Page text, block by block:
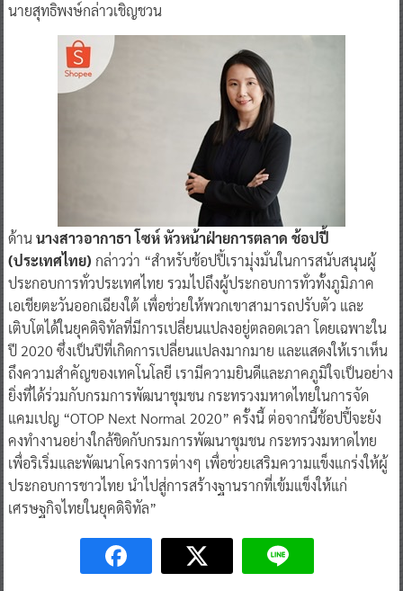
นายสุทธิพงษ์กล่าวเชิญชวน
ด้านนางสาวอากาธา โซห์ หัวหน้าฝ่ายการตลาด ช้อปปี้
(ประเทศไทย) กล่าวว่า “สำหรับช้อปปี้เรามุ่งมั่นในการสนับสนุนผู้
ประกอบการทั่วประเทศไทย รวมไปถึงผู้ประกอบการทั่วทั้งภูมิภาค
เอเชียตะวันออกเฉียงใต้ เพื่อช่วยให้พวกเขาสามารถปรับตัว และ
เติบโตได้ในยุคดิจิทัลที่มีการเปลี่ยนแปลงอยู่ตลอดเวลา โดยเฉพาะใน
ปี 2020 ซึ่งเป็นปีที่เกิดการเปลี่ยนแปลงมากมาย และแสดงให้เราเห็น
ถึงความสำคัญของเทคโนโลยี เรามีความยินดีและภาคภูมิใจเป็นอย่าง
ยิ่งที่ได้ร่วมกับกรมการพัฒนาชุมชน กระทรวงมหาดไทยในการจัด
แคมเปญ “OTOP Next Normal 2020” ครั้งนี้ ต่อจากนี้ช้อปปี้จะยัง
คงทำงานอย่างใกล้ชิดกับกรมการพัฒนาชุมชน กระทรวงมหาดไทย
เพื่อริเริ่มและพัฒนาโครงการต่างๆ เพื่อช่วยเสริมความแข็งแกร่งให้ผู้
ประกอบการชาวไทย นำไปสู่การสร้างฐานรากที่เข้มแข็งให้แก่
เศรษฐกิจไทยในยุคดิจิทัล”